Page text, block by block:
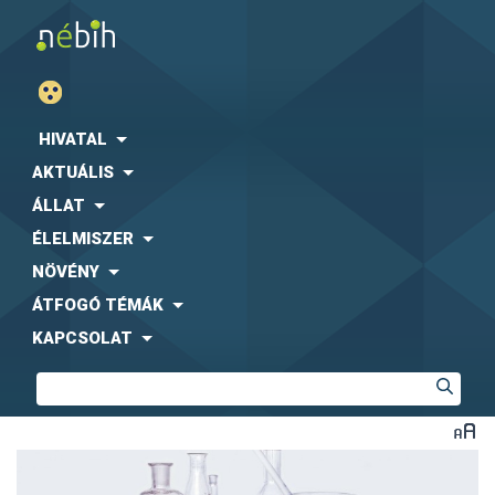
HIVATAL
AKTUÁLIS
ÁLLAT
ÉLELMISZER
NÖVÉNY
ÁTFOGÓ TÉMÁK
KAPCSOLAT